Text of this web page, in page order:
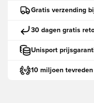
Gratis verzending
30 dagen gratis
Unisport
10 miljoen